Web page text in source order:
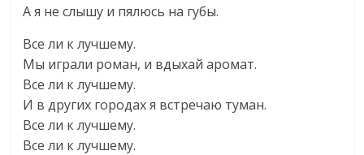
А я не слышу и пялюсь на губы.
Все ли к лучшему.
Мы играли роман, и вдыхай аромат.
Все ли к лучшему.
И в других городах я встречаю туман.
Все ли к лучшему.
Все ли к лучшему.